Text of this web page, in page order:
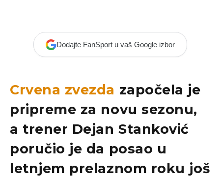
Dodajte FanSport u vaš Google izbor
Crvena zvezda započela je
pripreme za novu sezonu,
a trener Dejan Stanković
poručio je da posao u
letnjem prelaznom roku još